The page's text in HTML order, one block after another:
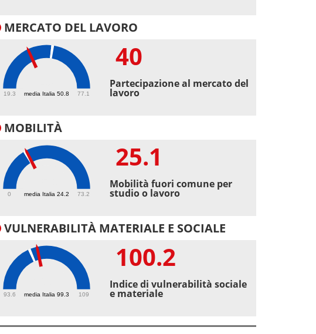
MERCATO DEL LAVORO
media Italia 50.8
19.3 77.1
40
Partecipazione al mercato del
lavoro
MOBILITÀ
media Italia 24.2
0 73.2
25.1
Mobilità fuori comune per
studio o lavoro
VULNERABILITÀ MATERIALE E SOCIALE
media Italia 99.3
93.6 109
100.2
Indice di vulnerabilità sociale
e materiale